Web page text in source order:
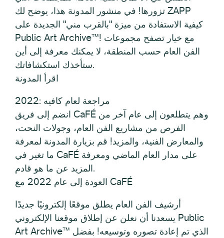
تزورها! في منشور المدونة هذا، يوضح لك ZAPP
كيفية الاستفادة من ميزة "بالقرب مني" الجديدة على
Public Art Archive™! مع خيار تصفح مجموعات
الفن العام حسب المنطقة، لا يمكنك معرفة إلى أين
ستأخذك استكشافاتك.
اقرأ المدونة
2022: مراجعة لعام كافيه
انضم إلى فريق CaFÉ وهم يتطلعون إلى عام آخر من
الفرص من مشاريع الفن العام، وجولات النحت،
والمعارض الفنية، والمزيد! قم بزيارة المدونة لمعرفة
ما تغير في CaFÉ على مدار العام الماضي ومعرفة
المزيد عن ما هو قادم.
العودة إلى عام 2022 مع CaFÉ
أرشيف الفن العام يطلق موقعًا إلكترونيًا جديدًا
يسعدنا أن نعلن عن إطلاق موقعنا الإلكتروني Public
Art Archive™ الذي تم إعادة تصوره وتوسيعه! بفضل